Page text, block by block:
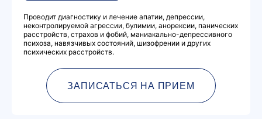
Проводит диагностику и лечение апатии, депрессии,
неконтролируемой агрессии, булимии, анорексии, панических
расстройств, страхов и фобий, маниакально-депрессивного
психоза, навязчивых состояний, шизофрении и других
психических расстройств.
ЗАПИСАТЬСЯ НА ПРИЕМ